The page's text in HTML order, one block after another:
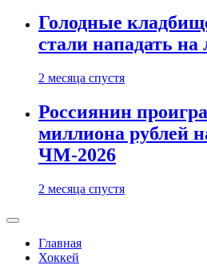
Голодные
стали нападать на
2 месяца спустя
Россиянин
миллиона рублей
ЧМ-2026
2 месяца спустя
Главная
Хоккей